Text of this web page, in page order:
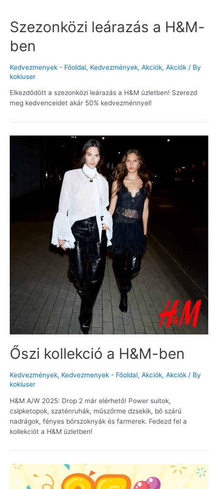
Szezonközi leárazás a H&M-
ben
Kedvezmenyek - Főoldal, Kedvezmények, Akciók, Akciók / By
kokiuser
Elkezdődött a szezonközi leárazás a H&M üzletben! Szerezd
meg kedvenceidet akár 50% kedvezménnyel!
Őszi kollekció a H&M-ben
Kedvezmények, Kedvezmenyek - Főoldal, Akciók, Akciók / By
kokiuser
H&M A/W 2025: Drop 2 már elérhető! Power suitok,
csipketopok, szaténruhák, műszőrme dzsekik, bő szárú
nadrágok, fényes bőrszoknyák és farmerek. Fedezd fel a
kollekciót a H&M üzletben!